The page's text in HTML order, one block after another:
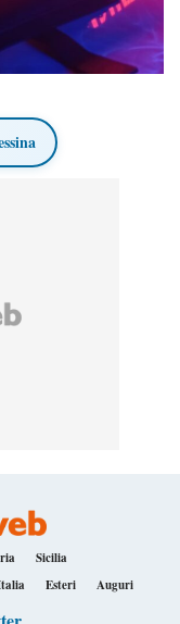
Sicilia
Esteri Auguri